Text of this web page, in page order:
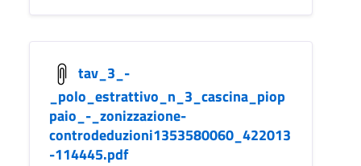
tav_3_-
_polo_estrattivo_n_3_cascina_piop
paio_-_zonizzazione-
controdeduzioni1353580060_422013
-114445.pdf